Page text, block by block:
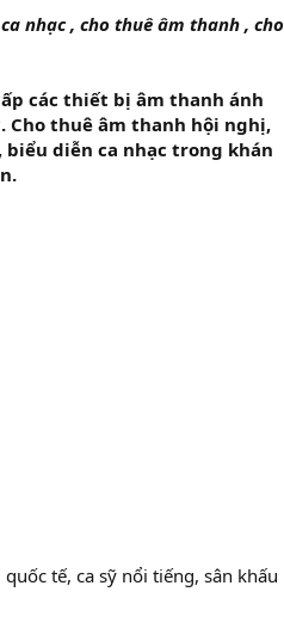
nhạc , cho thuê âm thanh , cho
các thiết bị âm thanh ánh
Cho thuê âm thanh hội nghị,
diễn ca nhạc trong khán
tế, ca sỹ nổi tiếng, sân khấu